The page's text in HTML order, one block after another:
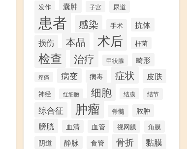
发作 囊肿 子宫 尿道
患者 感染 手术 抗体
损伤 本品 术后 杆菌
检查 治疗 甲状腺 畸形
疼痛 病变 病毒 症状 皮肤
神经 红细胞 细胞 结膜 结节
综合征 肿瘤 脊髓 脓肿
膀胱 血清 血管 视网膜 角膜
阴道 静脉 食管 骨折 黏膜